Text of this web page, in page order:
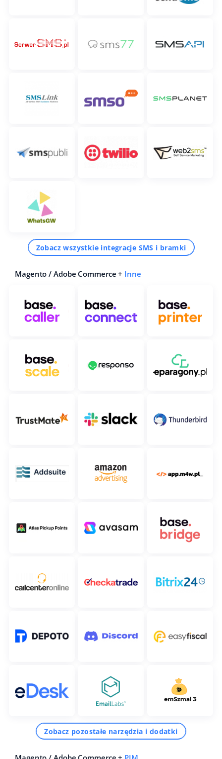
Zobacz wszystkie integracje SMS i bramki
Magento / Adobe Commerce + Inne
Zobacz pozostałe narzędzia i dodatki